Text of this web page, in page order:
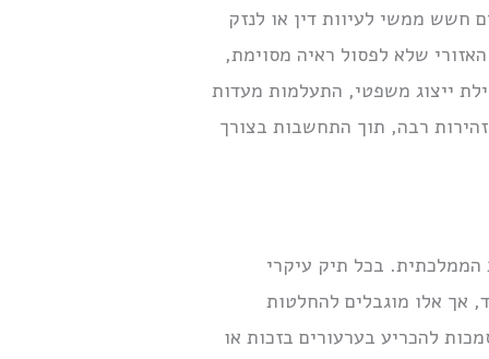
חשש ממשי לעיוות דין או לנזק
שלא לפסול ראיה מסוימת,
ייצוג משפטי, התעלמות מעדות
רבה, תוך התחשבות בצורך
הממלכתית. בכל תיק עיקרי
אך אלו מוגבלים להחלטות
להכריע בערעורים בזכות או